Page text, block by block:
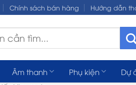
Chính sách bán hàng Hướng dẫn
Âm thanh Phụ kiện Dự